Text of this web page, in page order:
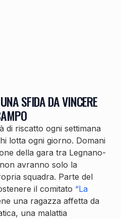
SFIDA DA VINCERE
di riscatto ogni settimana
lotta ogni giorno. Domani
della gara tra Legnano-
avranno solo la
squadra. Parte del
il comitato “La
una ragazza affetta da
una malattia